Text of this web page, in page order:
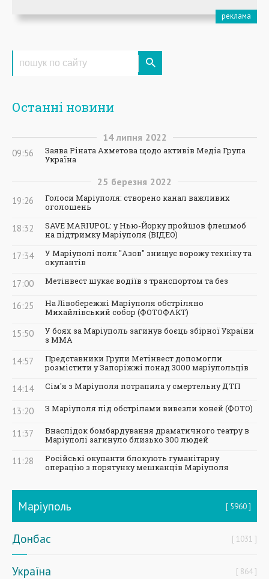
Останні новини
14 липня 2022
09:56
Заява Ріната Ахметова щодо активів Медіа Група
Україна
25 березня 2022
19:26
Голоси Маріуполя: створено канал важливих
оголошень
18:32
SAVE MARIUPOL: у Нью-Йорку пройшов флешмоб
на підтримку Маріуполя (ВІДЕО)
17:34
У Маріуполі полк "Азов" знищує ворожу техніку та
окупантів
17:00 Метінвест шукає водіїв з транспортом та без
16:25
На Лівобережжі Маріуполя обстріляно
Михайлівський собор (ФОТОФАКТ)
15:50
У боях за Маріуполь загинув боєць збірної України
з ММА
14:57
Представники Групи Метінвест допомогли
розмістити у Запоріжжі понад 3000 маріупольців
14:14 Сім'я з Маріуполя потрапила у смертельну ДТП
13:20 З Маріуполя під обстрілами вивезли коней (ФОТО)
11:37
Внаслідок бомбардування драматичного театру в
Маріуполі загинуло близько 300 людей
11:28
Російські окупанти блокують гуманітарну
операцію з порятунку мешканців Маріуполя
Маріуполь 5960
Донбас 1031
Україна 864